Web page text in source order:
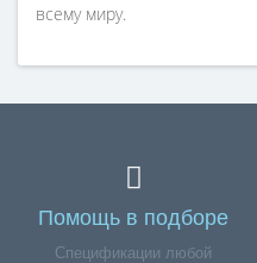
всему миру.
Помощь в подборе
Спецификации любой